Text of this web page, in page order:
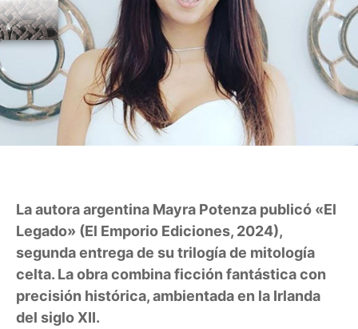
La autora argentina Mayra Potenza publicó «El
Legado» (El Emporio Ediciones, 2024),
segunda entrega de su trilogía de mitología
celta. La obra combina ficción fantástica con
precisión histórica, ambientada en la Irlanda
del siglo XII.